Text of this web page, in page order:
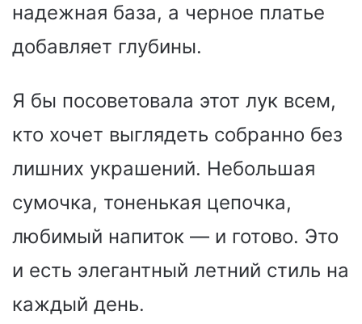
надежная база, а черное платье
добавляет глубины.
Я бы посоветовала этот лук всем,
кто хочет выглядеть собранно без
лишних украшений. Небольшая
сумочка, тоненькая цепочка,
любимый напиток — и готово. Это
и есть элегантный летний стиль на
каждый день.